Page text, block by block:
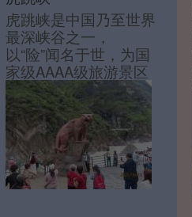
虎跳峡是中国乃至世界
最深峡谷之一，
以“险”闻名于世，为国
家级AAAA级旅游景区